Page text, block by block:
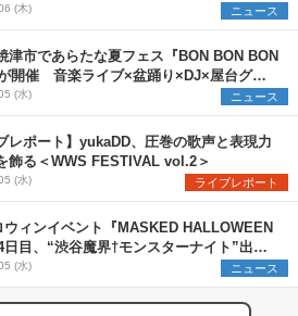
ストを一斉解禁
(木) ニュース
津市であらたな夏フェス『BON BON BON
開催 音楽ライブ×盆踊り×DJ×屋台グル
ンナイトで彩る2日間
(水) ニュース
レポート】yukaDD、圧巻の歌声と表現力
飾る＜WWS FESTIVAL vol.2＞
(水) ライブレポート
ウィンイベント『MASKED HALLOWEEN
日目、“渋谷魔界†モンスターナイト”出演6
(水) ニュース